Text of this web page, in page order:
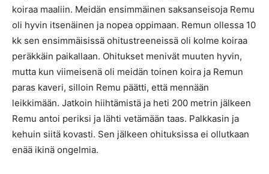
koiraa maaliin. Meidän ensimmäinen saksanseisoja Remu
oli hyvin itsenäinen ja nopea oppimaan. Remun ollessa 10
kk sen ensimmäisissä ohitustreeneissä oli kolme koiraa
peräkkäin paikallaan. Ohitukset menivät muuten hyvin,
mutta kun viimeisenä oli meidän toinen koira ja Remun
paras kaveri, silloin Remu päätti, että mennään
leikkimään. Jatkoin hiihtämistä ja heti 200 metrin jälkeen
Remu antoi periksi ja lähti vetämään taas. Palkkasin ja
kehuin siitä kovasti. Sen jälkeen ohituksissa ei ollutkaan
enää ikinä ongelmia.